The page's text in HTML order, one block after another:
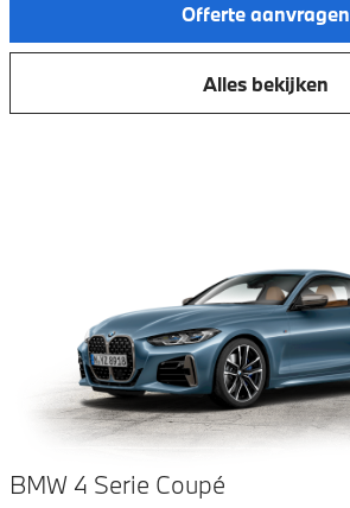
Offerte aanvragen
Alles bekijken
BMW 4 Serie Coupé